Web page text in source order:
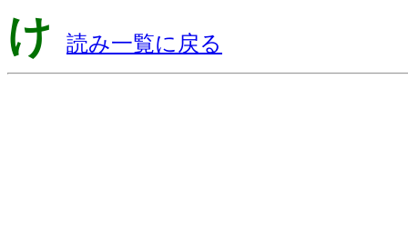
け 読み一覧に戻る